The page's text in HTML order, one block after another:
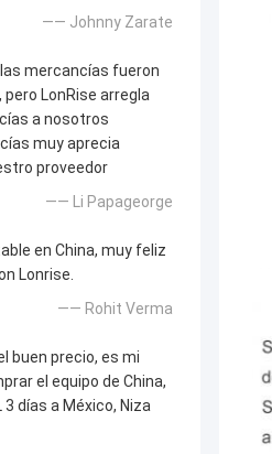
—— Johnny Zarate
mercancías fueron
pero LonRise arregla
a nosotros
muy aprecia
proveedor
—— Li Papageorge
en China, muy feliz
Lonrise.
—— Rohit Verma
buen precio, es mi
el equipo de China,
3 días a México, Niza